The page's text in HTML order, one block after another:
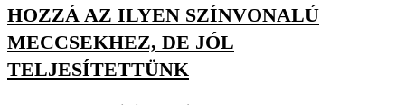
HOZZÁ AZ ILYEN SZÍNVONALÚ
MECCSEKHEZ, DE JÓL
TELJESÍTETTÜNK